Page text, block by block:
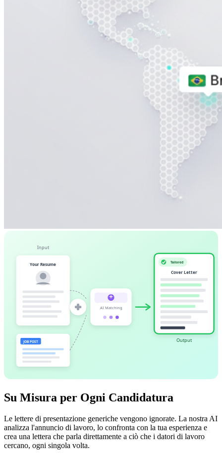
Your Resume
JOB POST
AI Matching
Tailored
Cover Letter
Input
Output
Su Misura per Ogni Candidatura
Le lettere di presentazione generiche vengono ignorate. La nostra AI
analizza l'annuncio di lavoro, lo confronta con la tua esperienza e
crea una lettera che parla direttamente a ciò che i datori di lavoro
cercano, ogni singola volta.